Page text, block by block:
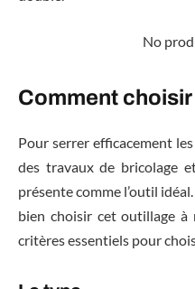
No
Comment
Pour serrer efficacement
des travaux de bricolage
présente comme l’outil
bien choisir cet outillage à
critères essentiels pour